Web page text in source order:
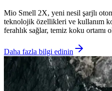
Mio Smell 2X, yeni nesil şarjlı
teknolojik özellikleri ve kullanım
ferahlık sağlar, temiz koku ortamı
Daha fazla bilgi edinin